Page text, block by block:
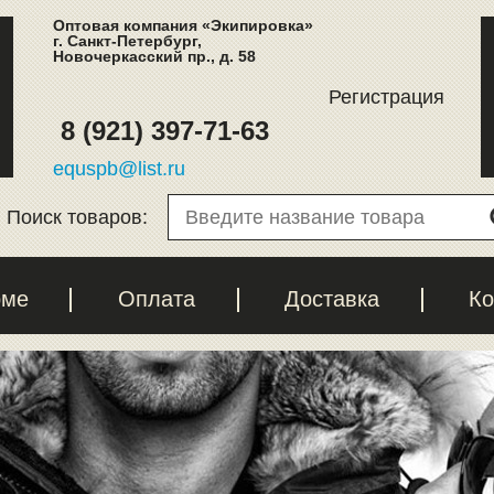
Оптовая компания «Экипировка»
г. Санкт-Петербург,
Новочеркасский пр., д. 58
8 (921) 397-71-63
equspb@list.ru
Регистрация
Поиск товаров:
Оплата Доставка